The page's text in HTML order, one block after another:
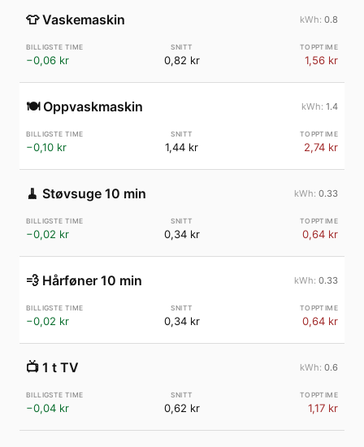
👕 Vaskemaskin 0.8
−0,06 kr 0,82 kr 1,56 kr
🍽️ Oppvaskmaskin 1.4
−0,10 kr 1,44 kr 2,74 kr
🧹 Støvsuge 10 min 0.33
−0,02 kr 0,34 kr 0,64 kr
💨 Hårføner 10 min 0.33
−0,02 kr 0,34 kr 0,64 kr
📺 1 t TV 0.6
−0,04 kr 0,62 kr 1,17 kr